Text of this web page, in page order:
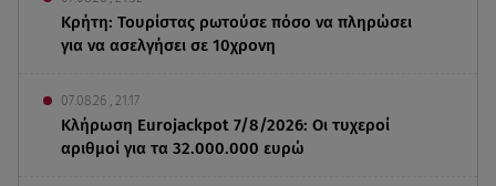
Κρήτη: Τουρίστας ρωτούσε πόσο να πληρώσει
για να ασελγήσει σε 10χρονη
07.08.26 , 21:17
Κλήρωση Eurojackpot 7/8/2026: Οι τυχεροί
αριθμοί για τα 32.000.000 ευρώ